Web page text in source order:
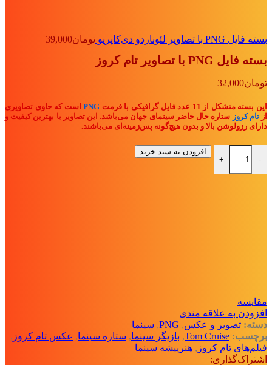
بسته فایل PNG با تصاویر لئوناردو دی‌کاپریو تومان39,000
بسته فایل PNG با تصاویر تام کروز
تومان32,000
این بسته متشکل از 11 عدد فایل گرافیکی با فرمت PNGاست که حاوی تصاویری
ازتام کروز ستاره حال حاضر سینمای جهان می‌باشد. این تصاویر با بهترین کیفیت و
دارای رزولوشن بالا و بدون هیچ‌گونه پس‌زمینه‌ای می‌باشند.
-
+
افزودن به سبد خرید
مقايسه
افزودن به علاقه مندی
دسته: تصویر و عکس,
PNG
, سینما
برچسب: Tom Cruise
, بازیگر سینما, ستاره سینما, عکس تام کروز ,
فیلم‌های تام کروز , هنرپیشه سینما
اشتراک‌گذاری: